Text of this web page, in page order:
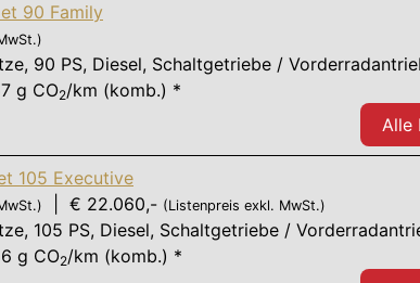
90 Family
, 90 PS, Diesel, Schaltgetriebe /
g CO2/km (komb.) *
Alle
105 Executive
| € 22.060,- (Listenpreis exkl. MwSt.)
, 105 PS, Diesel, Schaltgetriebe /
g CO2/km (komb.) *